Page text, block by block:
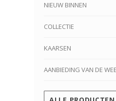
NIEUW BINNEN
COLLECTIE
KAARSEN
AANBIEDING VAN DE